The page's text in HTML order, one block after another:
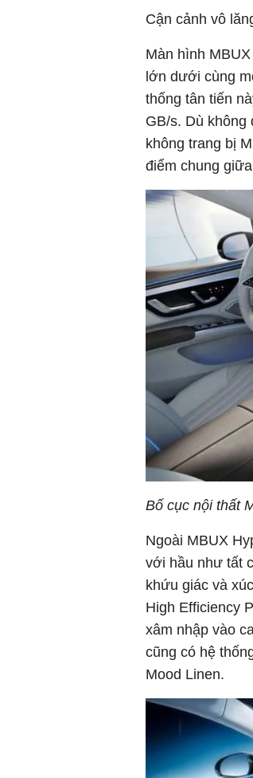
Cận cảnh vô
Màn hình
lớn dưới cùng
thống tân tiến
GB/s. Dù
không trang bị
điểm chung
Bố cục nội thất
Ngoài MBUX
với hầu như tất
khứu giác và
High Efficiency
xâm nhập vào
cũng có hệ
Mood Linen.